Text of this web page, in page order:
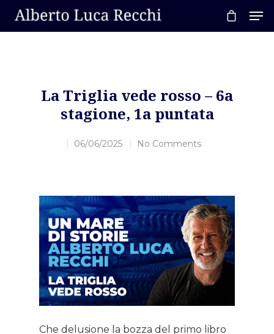
La Triglia vede rosso – 6a
stagione, 1a puntata
06/06/2025 No Comments
Che delusione la bozza del primo libro
Home